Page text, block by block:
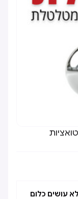
עושים כלום